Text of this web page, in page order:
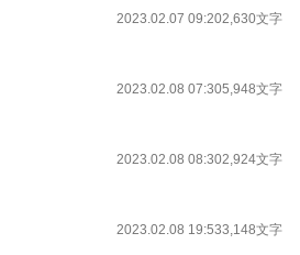
2023.02.07 09:202,630文字
2023.02.08 07:305,948文字
2023.02.08 08:302,924文字
2023.02.08 19:533,148文字